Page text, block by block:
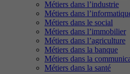
Métiers dans l’industrie
Métiers dans
Métiers dans le social
Métiers dans l’immobilier
Métiers dans l’agriculture
Métiers dans la banque
Métiers dans la
Métiers dans la santé